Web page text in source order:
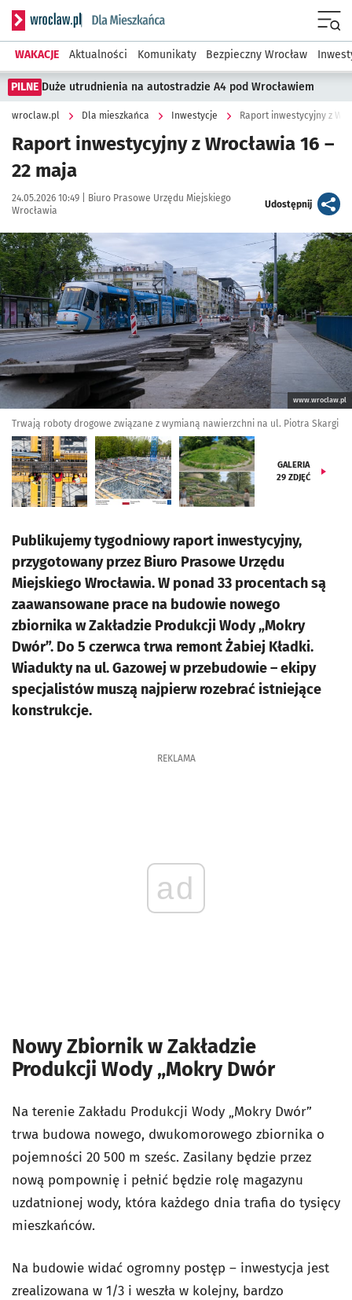
Serwis informacyjny wroclaw.pl podserwis: Dla mieszkańca
WAKACJE Aktualności Komunikaty Bezpieczny Wrocław
PILNE Duże utrudnienia na autostradzie A4 pod Wrocławiem
wroclaw.pl Dla mieszkańca Inwestycje Raport inwestycyjny z
Raport inwestycyjny z Wrocławia 16 –
22 maja
Data publikacji:
24.05.2026 10:49 | Autor:
Biuro Prasowe Urzędu Miejskiego
Wrocławia
Udostępnijartykuł
Kliknij, aby zobaczyć galerię
Kliknij, aby powiększyć
www.wroclaw.pl
Trwają roboty drogowe związane z wymianą nawierzchni na ul. Piotra Skargi
GALERIA
29 ZDJĘĆ
Publikujemy tygodniowy raport inwestycyjny,
przygotowany przez Biuro Prasowe Urzędu
Miejskiego Wrocławia. W ponad 33 procentach są
zaawansowane prace na budowie nowego
zbiornika w Zakładzie Produkcji Wody „Mokry
Dwór”. Do 5 czerwca trwa remont Żabiej Kładki.
Wiadukty na ul. Gazowej w przebudowie – ekipy
specjalistów muszą najpierw rozebrać istniejące
konstrukcje.
REKLAMA
ad
Nowy Zbiornik w Zakładzie
Produkcji Wody „Mokry Dwór
Na terenie Zakładu Produkcji Wody „Mokry Dwór”
trwa budowa nowego, dwukomorowego zbiornika o
pojemności 20 500 m sześc. Zasilany będzie przez
nową pompownię i pełnić będzie rolę magazynu
uzdatnionej wody, która każdego dnia trafia do tysięcy
mieszkańców.
Na budowie widać ogromny postęp – inwestycja jest
zrealizowana w 1/3 i weszła w kolejny, bardzo